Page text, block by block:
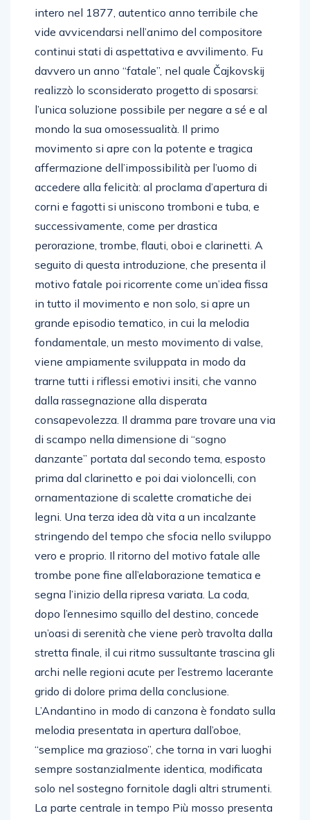
intero nel 1877, autentico anno terribile che
vide avvicendarsi nell’animo del compositore
continui stati di aspettativa e avvilimento. Fu
davvero un anno “fatale”, nel quale Čajkovskij
realizzò lo sconsiderato progetto di sposarsi:
l’unica soluzione possibile per negare a sé e al
mondo la sua omosessualità. Il primo
movimento si apre con la potente e tragica
affermazione dell’impossibilità per l’uomo di
accedere alla felicità: al proclama d’apertura di
corni e fagotti si uniscono tromboni e tuba, e
successivamente, come per drastica
perorazione, trombe, flauti, oboi e clarinetti. A
seguito di questa introduzione, che presenta il
motivo fatale poi ricorrente come un’idea fissa
in tutto il movimento e non solo, si apre un
grande episodio tematico, in cui la melodia
fondamentale, un mesto movimento di valse,
viene ampiamente sviluppata in modo da
trarne tutti i riflessi emotivi insiti, che vanno
dalla rassegnazione alla disperata
consapevolezza. Il dramma pare trovare una via
di scampo nella dimensione di “sogno
danzante” portata dal secondo tema, esposto
prima dal clarinetto e poi dai violoncelli, con
ornamentazione di scalette cromatiche dei
legni. Una terza idea dà vita a un incalzante
stringendo del tempo che sfocia nello sviluppo
vero e proprio. Il ritorno del motivo fatale alle
trombe pone fine all’elaborazione tematica e
segna l’inizio della ripresa variata. La coda,
dopo l’ennesimo squillo del destino, concede
un’oasi di serenità che viene però travolta dalla
stretta finale, il cui ritmo sussultante trascina gli
archi nelle regioni acute per l’estremo lacerante
grido di dolore prima della conclusione.
L’Andantino in modo di canzona è fondato sulla
melodia presentata in apertura dall’oboe,
“semplice ma grazioso”, che torna in vari luoghi
sempre sostanzialmente identica, modificata
solo nel sostegno fornitole dagli altri strumenti.
La parte centrale in tempo Più mosso presenta